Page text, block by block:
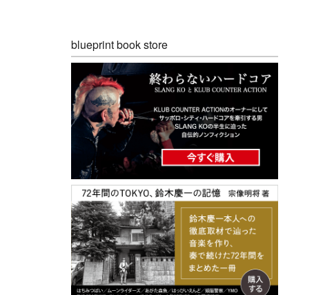
blueprint book store